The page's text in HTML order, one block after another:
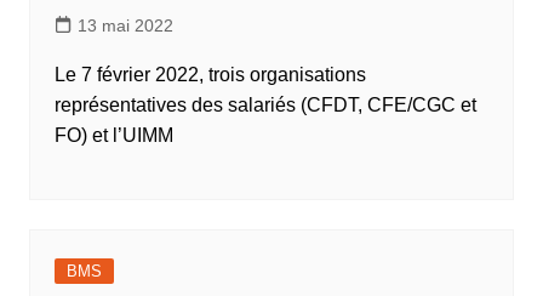
13 mai 2022
Le 7 février 2022, trois organisations
représentatives des salariés (CFDT, CFE/CGC et
FO) et l’UIMM
BMS